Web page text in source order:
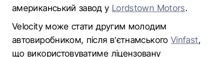
американський завод у Lordstown Motors.
Velocity може стати другим молодим
автовиробником, після в’єтнамського Vinfast,
що використовуватиме ліцензовану